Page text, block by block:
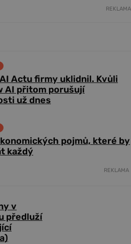
REKLAMA
Actu firmy uklidnil. Kvůli
AI přitom porušují
už dnes
pojmů, které by
každý
REKLAMA
v
předluží